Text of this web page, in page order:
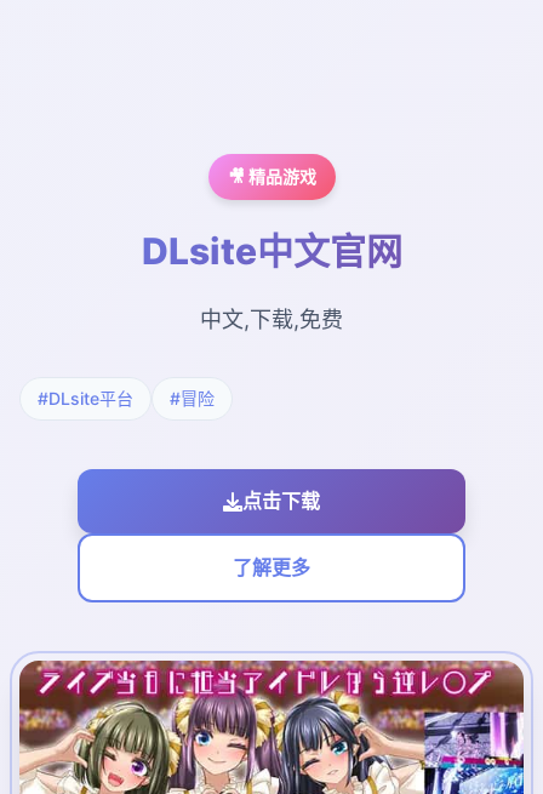
🎥 精品游戏
DLsite中文官网
中文,下载,免费
#DLsite平台 #冒险
点击下载
了解更多